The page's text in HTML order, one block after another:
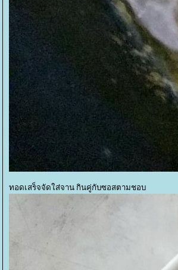
ทอดเสร็จจัดใส่จาน กินคู่กับซอสตามชอบ